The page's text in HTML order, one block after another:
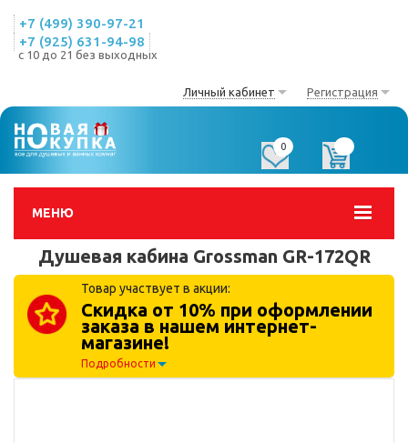
+7 (499) 390-97-21
+7 (925) 631-94-98
с 10 до 21 без выходных
Личный кабинет Регистрация
МЕНЮ
0
Душевая кабина Grossman GR-172QR
Товар участвует в акции:
Скидка от 10% при оформлении
заказа в нашем интернет-
магазине!
Подробности